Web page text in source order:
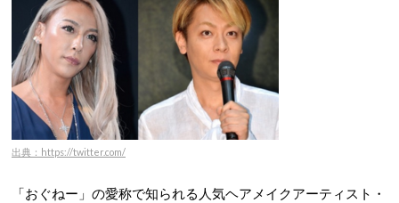
出典：https://twitter.com/
「おぐねー」の愛称で知られる人気ヘアメイクアーティスト・